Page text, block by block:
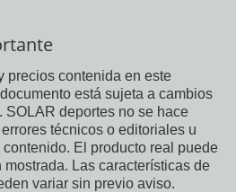
precios contenida en este
está sujeta a cambios
SOLAR deportes no se hace
técnicos o editoriales u
El producto real puede
mostrada. Las características de
variar sin previo aviso.